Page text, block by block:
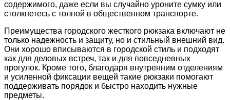
содержимого, даже если вы случайно уроните сумку или
столкнетесь с толпой в общественном транспорте.
Преимущества городского жесткого рюкзака включают не
только надежность и защиту, но и стильный внешний вид.
Они хорошо вписываются в городской стиль и подходят
как для деловых встреч, так и для повседневных
прогулок. Кроме того, благодаря внутренним отделениям
и усиленной фиксации вещей такие рюкзаки помогают
поддерживать порядок и быстро находить нужные
предметы.